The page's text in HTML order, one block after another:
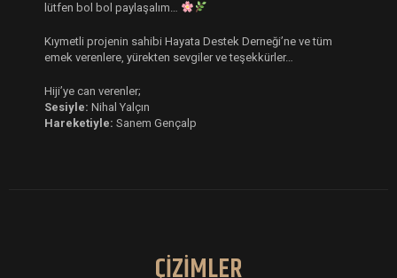
lütfen bol bol paylaşalım…
Kıymetli projenin sahibi Hayata Destek Derneği’ne ve tüm
emek verenlere, yürekten sevgiler ve teşekkürler…
Hiji’ye can verenler;
Sesiyle: Nihal Yalçın
Hareketiyle: Sanem Gençalp
ÇİZİMLER